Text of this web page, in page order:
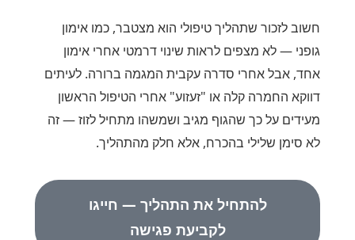
חשוב לזכור שתהליך טיפולי הוא מצטבר, כמו אימון
גופני — לא מצפים לראות שינוי דרמטי אחרי אימון
אחד, אבל אחרי סדרה עקבית המגמה ברורה. לעיתים
דווקא החמרה קלה או "זעזוע" אחרי הטיפול הראשון
מעידים על כך שהגוף מגיב ושמשהו מתחיל לזוז — זה
לא סימן שלילי בהכרח, אלא חלק מהתהליך.
להתחיל את התהליך — חייגו
לקביעת פגישה